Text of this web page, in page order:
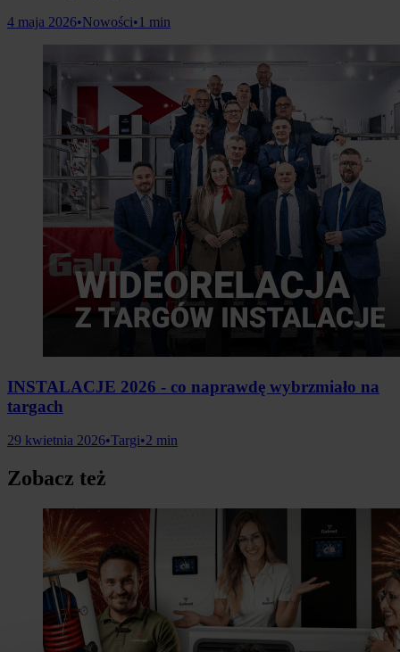
4 maja 2026•Nowości•1 min
INSTALACJE 2026 - co naprawdę wybrzmiało na
targach
29 kwietnia 2026•Targi•2 min
Zobacz też